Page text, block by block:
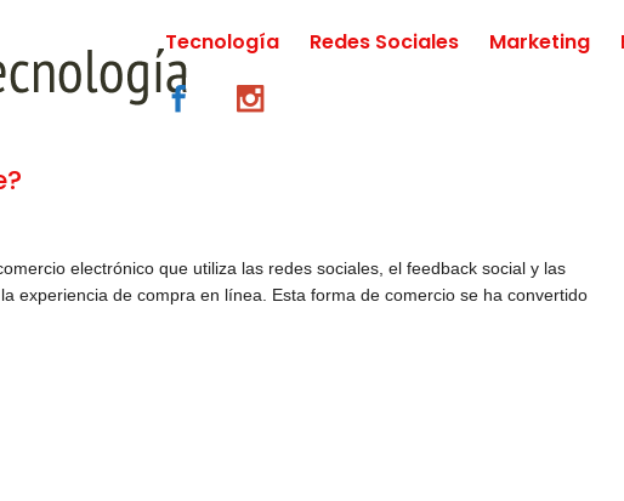
Tecnología Redes Sociales Marketing
electrónico que utiliza las redes sociales, el feedback social y las
experiencia de compra en línea. Esta forma de comercio se ha convertido